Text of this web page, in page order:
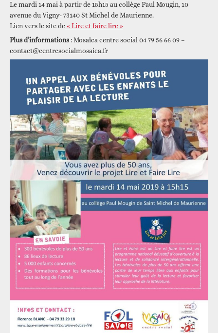
Le mardi 14 mai à partir de 15h15 au collège Paul Mougin, 10
avenue du Vigny- 73140 St Michel de Maurienne.
Lien vers le site de« Lire et faire lire »
Plus d’informations: Mosaïca centre social 04 79 56 66 09 –
contact@centresocialmosaica.fr